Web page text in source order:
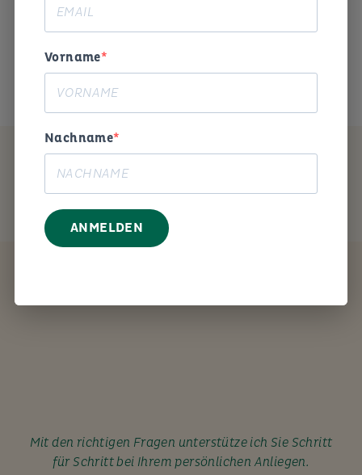
Arbeitswelt gestalten. «
Das ist mein Anliegen.
MEIN ANGEBOT
Mit den richtigen Fragen unterstütze ich Sie Schritt
für Schritt bei Ihrem persönlichen Anliegen.
Vorname
Nachname
ANMELDEN